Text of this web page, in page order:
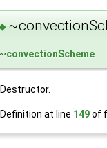
~convectionScheme
Destructor.
Definition at line 149of